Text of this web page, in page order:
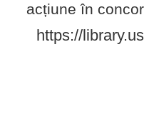
acțiune în
https://